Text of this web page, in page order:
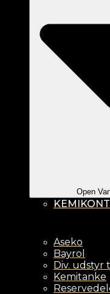
Open
Aseko
Bayrol
Div. udstyr
Kemitanke